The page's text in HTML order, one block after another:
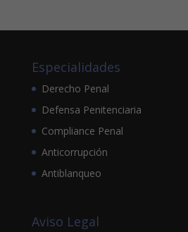
Especialidades
Derecho Penal
Defensa Penitenciaria
Compliance Penal
Anticorrupción
Antiblanqueo
Aviso Legal